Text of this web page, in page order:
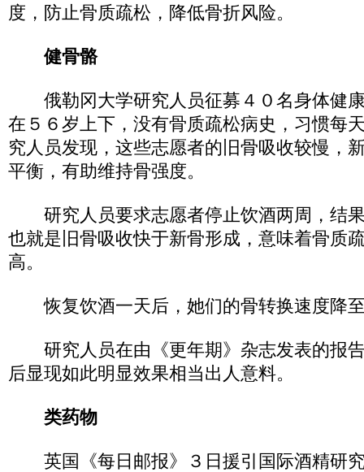
度，防止骨质疏松，降低骨折风险。
健骨骼
俄勒冈大学研究人员征募４０名身体健
在５６岁上下，没有骨质疏松病史，习惯每
究人员发现，这些志愿者的旧骨吸收较慢，
平衡，有助维持骨强度。
研究人员要求志愿者停止饮酒两周，结
也就是旧骨吸收快于新骨形成，意味着骨质
高。
恢复饮酒一天后，她们的骨转换速度降
研究人员在由《更年期》杂志发表的报
后显现如此明显效果相当出人意料。
类药物
英国《每日邮报》３日援引国际酒精研